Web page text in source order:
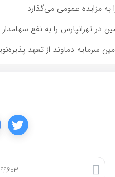
به مزایده عمومی می‌گذارد
تهرانپارس را به نفع سهامدار
سرمایه دماوند از تعهد